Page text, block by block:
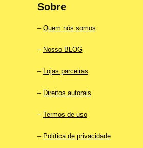
Sobre
– Quem nós somos
– Nosso BLOG
– Lojas parceiras
– Direitos autorais
– Termos de uso
– Política de privacidade